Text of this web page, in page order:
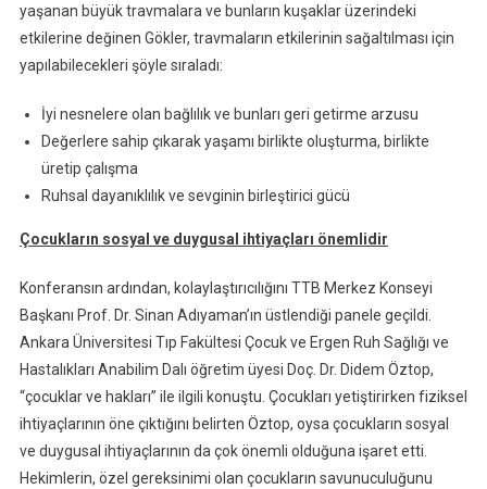
yaşanan büyük travmalara ve bunların kuşaklar üzerindeki
etkilerine değinen Gökler, travmaların etkilerinin sağaltılması için
yapılabilecekleri şöyle sıraladı:
İyi nesnelere olan bağlılık ve bunları geri getirme arzusu
Değerlere sahip çıkarak yaşamı birlikte oluşturma, birlikte
üretip çalışma
Ruhsal dayanıklılık ve sevginin birleştirici gücü
Çocukların sosyal ve duygusal ihtiyaçları önemlidir
Konferansın ardından, kolaylaştırıcılığını TTB Merkez Konseyi
Başkanı Prof. Dr. Sinan Adıyaman’ın üstlendiği panele geçildi.
Ankara Üniversitesi Tıp Fakültesi Çocuk ve Ergen Ruh Sağlığı ve
Hastalıkları Anabilim Dalı öğretim üyesi Doç. Dr. Didem Öztop,
“çocuklar ve hakları” ile ilgili konuştu. Çocukları yetiştirirken fiziksel
ihtiyaçlarının öne çıktığını belirten Öztop, oysa çocukların sosyal
ve duygusal ihtiyaçlarının da çok önemli olduğuna işaret etti.
Hekimlerin, özel gereksinimi olan çocukların savunuculuğunu